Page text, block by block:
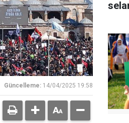
Güncelleme: 14/04/2025 19:58